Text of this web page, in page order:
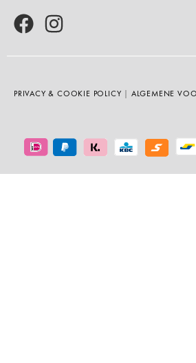
PRIVACY & COOKIE POLICY | ALGEMENE